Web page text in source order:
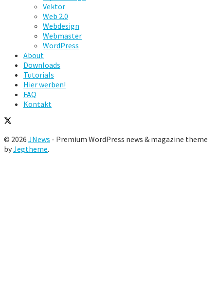
Vektor
Web 2.0
Webdesign
Webmaster
WordPress
About
Downloads
Tutorials
Hier werben!
FAQ
Kontakt
© 2026 JNews - Premium WordPress news & magazine theme
byJegtheme.